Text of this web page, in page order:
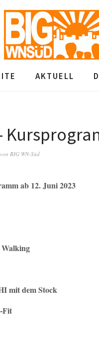
AKTUELL
von BIG WN-Süd
ab 12. Juni 2023
Walking
09:30
mit dem Stock
Fit